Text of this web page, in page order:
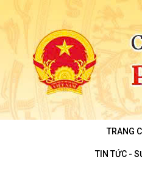
TRANG
TIN TỨC -